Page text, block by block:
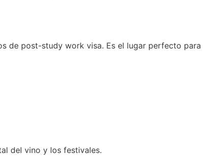
de post-study work visa. Es el lugar perfecto para
del vino y los festivales.